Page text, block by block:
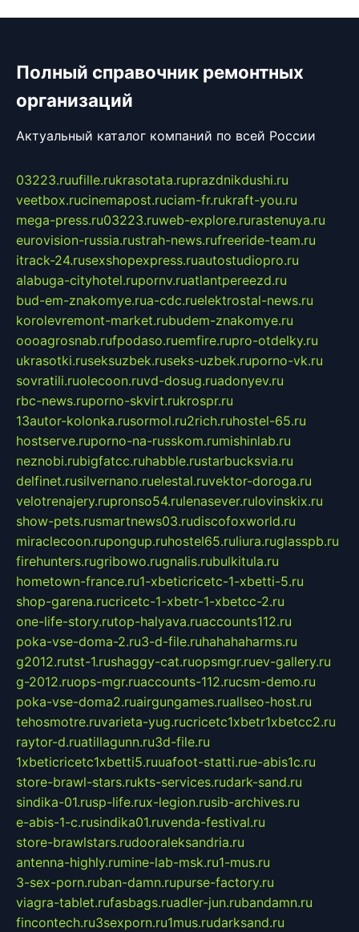
Полный справочник ремонтных
организаций
Актуальный каталог компаний по всей России
03223.ruufille.rukrasotata.ruprazdnikdushi.ru
veetbox.rucinemapost.ruciam-fr.rukraft-you.ru
mega-press.ru03223.ruweb-explore.rurastenuya.ru
eurovision-russia.rustrah-news.rufreeride-team.ru
itrack-24.rusexshopexpress.ruautostudiopro.ru
alabuga-cityhotel.rupornv.ruatlantpereezd.ru
bud-em-znakomye.rua-cdc.ruelektrostal-news.ru
korolevremont-market.rubudem-znakomye.ru
oooagrosnab.rufpodaso.ruemfire.rupro-otdelky.ru
ukrasotki.ruseksuzbek.ruseks-uzbek.ruporno-vk.ru
sovratili.ruolecoon.ruvd-dosug.ruadonyev.ru
rbc-news.ruporno-skvirt.rukrospr.ru
13autor-kolonka.rusormol.ru2rich.ruhostel-65.ru
hostserve.ruporno-na-russkom.rumishinlab.ru
neznobi.rubigfatcc.ruhabble.rustarbucksvia.ru
delfinet.rusilvernano.ruelestal.ruvektor-doroga.ru
velotrenajery.rupronso54.rulenasever.rulovinskix.ru
show-pets.rusmartnews03.rudiscofoxworld.ru
miraclecoon.rupongup.ruhostel65.ruliura.ruglasspb.ru
firehunters.rugribowo.rugnalis.rubulkitula.ru
hometown-france.ru1-xbeticricetc-1-xbetti-5.ru
shop-garena.rucricetc-1-xbetr-1-xbetcc-2.ru
one-life-story.rutop-halyava.ruaccounts112.ru
poka-vse-doma-2.ru3-d-file.ruhahahaharms.ru
g2012.rutst-1.rushaggy-cat.ruopsmgr.ruev-gallery.ru
g-2012.ruops-mgr.ruaccounts-112.rucsm-demo.ru
poka-vse-doma2.ruairgungames.ruallseo-host.ru
tehosmotre.ruvarieta-yug.rucricetc1xbetr1xbetcc2.ru
raytor-d.ruatillagunn.ru3d-file.ru
1xbeticricetc1xbetti5.ruuafoot-statti.rue-abis1c.ru
store-brawl-stars.rukts-services.rudark-sand.ru
sindika-01.rusp-life.rux-legion.rusib-archives.ru
e-abis-1-c.rusindika01.ruvenda-festival.ru
store-brawlstars.rudooraleksandria.ru
antenna-highly.rumine-lab-msk.ru1-mus.ru
3-sex-porn.ruban-damn.rupurse-factory.ru
viagra-tablet.rufasbags.ruadler-jun.rubandamn.ru
fincontech.ru3sexporn.ru1mus.rudarksand.ru